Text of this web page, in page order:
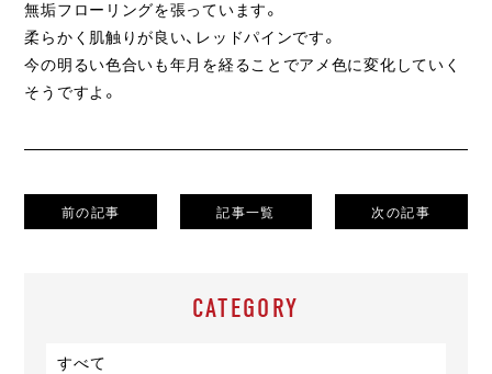
無垢フローリングを張っています。
柔らかく肌触りが良い、レッドパインです。
今の明るい色合いも年月を経ることでアメ色に変化していく
そうですよ。
前の記事 記事一覧 次の記事
CATEGORY
すべて